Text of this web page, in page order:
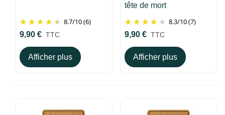
8.7/10(6)
9,90 € TTC
Afficher plus
tête de mort
8.3/10(7)
9,90 € TTC
Afficher plus